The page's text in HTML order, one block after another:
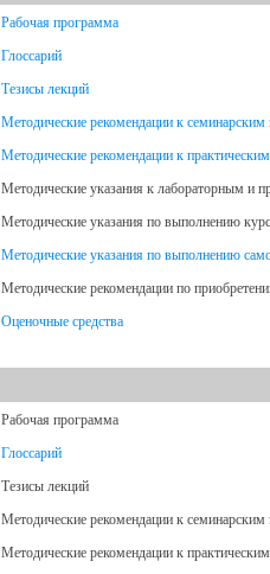
Рабочая программа
Глоссарий
Тезисы лекций
Методические рекомендации к семинарским
Методические рекомендации к
Методические указания к лабораторным и
Методические указания по выполнению
Методические указания по выполнению
Методические рекомендации по
Оценочные средства
Рабочая программа
Глоссарий
Тезисы лекций
Методические рекомендации к семинарским
Методические рекомендации к